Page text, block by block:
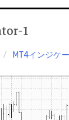
にする方法
1
MT4インジケ